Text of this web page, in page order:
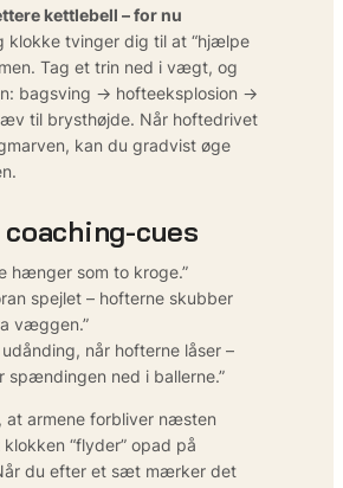
kettlebell – for nu
klokke tvinger dig til at “hjælpe
Tag et trin ned i vægt, og
bagsving → hofteeksplosion →
til brysthøjde. Når hofte­drivet
kan du gradvist øge
cues
hænger som to kroge.”
spejlet – hofterne skubber
væggen.”
udånding, når hofterne låser –
spændingen ned i ballerne.”
at armene forbliver næsten
“flyder” opad på
du efter et sæt mærker det